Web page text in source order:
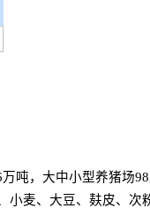
吨，大中小型养猪场
麦、大豆、麸皮、次